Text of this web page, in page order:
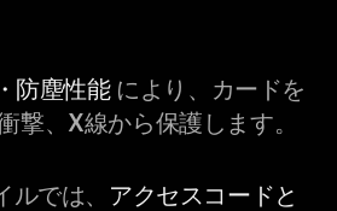
防塵性能により、カードを
撃、X線から保護します。
では、 アクセスコードと